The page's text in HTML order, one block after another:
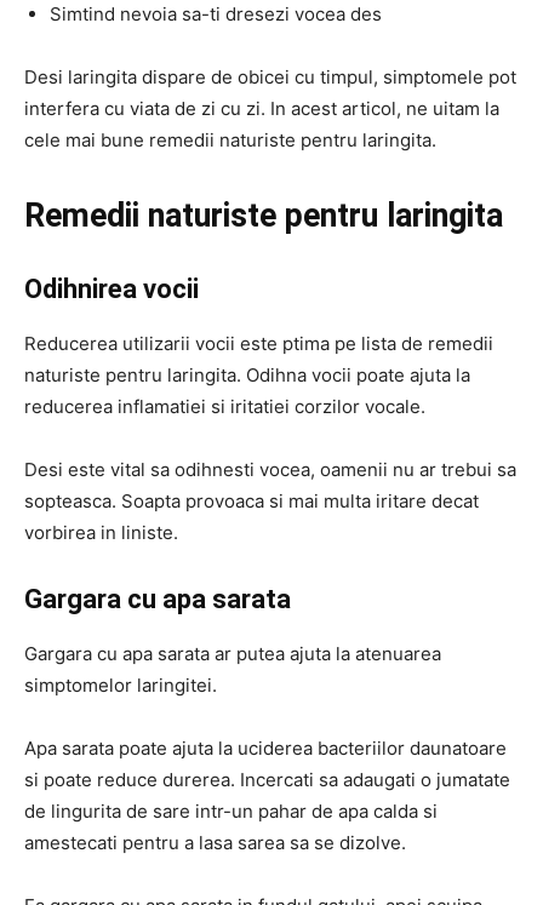
Simtind nevoia sa-ti dresezi vocea des
Desi laringita dispare de obicei cu timpul, simptomele pot
interfera cu viata de zi cu zi. In acest articol, ne uitam la
cele mai bune remedii naturiste pentru laringita.
Remedii naturiste pentru laringita
Odihnirea vocii
Reducerea utilizarii vocii este ptima pe lista de remedii
naturiste pentru laringita. Odihna vocii poate ajuta la
reducerea inflamatiei si iritatiei corzilor vocale.
Desi este vital sa odihnesti vocea, oamenii nu ar trebui sa
sopteasca. Soapta provoaca si mai multa iritare decat
vorbirea in liniste.
Gargara cu apa sarata
Gargara cu apa sarata ar putea ajuta la atenuarea
simptomelor laringitei.
Apa sarata poate ajuta la uciderea bacteriilor daunatoare
si poate reduce durerea. Incercati sa adaugati o jumatate
de lingurita de sare intr-un pahar de apa calda si
amestecati pentru a lasa sarea sa se dizolve.